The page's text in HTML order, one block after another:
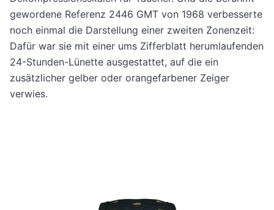
gewordene Referenz 2446 GMT von 1968 verbesserte
noch einmal die Darstellung einer zweiten Zonenzeit:
Dafür war sie mit einer ums Zifferblatt herumlaufenden
24-Stunden-Lünette ausgestattet, auf die ein
zusätzlicher gelber oder orangefarbener Zeiger
verwies.